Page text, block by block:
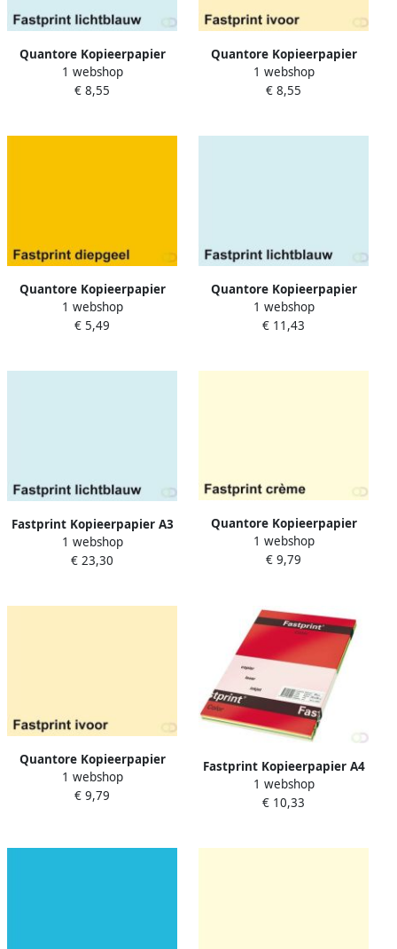
Quantore Kopieerpapier
Colour A4 120gr lichtblauw
250 vel
1 webshop
€ 8,55
Quantore Kopieerpapier
Colour A4 120gr ivoor 250
vel
1 webshop
€ 8,55
Quantore Kopieerpapier
Colour A4 120gr diepgeel
100 vel
1 webshop
€ 5,49
Quantore Kopieerpapier
Colour A4 160gr lichtblauw
250 vel
1 webshop
€ 11,43
Fastprint Kopieerpapier A3
80gr lichtblauw 500vel
1 webshop
€ 23,30
Quantore Kopieerpapier
Colour A4 80gr creme 500
vel
1 webshop
€ 9,79
Quantore Kopieerpapier
Colour A4 80gr ivoor 500 vel
1 webshop
€ 9,79
Fastprint Kopieerpapier A4
80gr 5 felle kleuren 250vel
1 webshop
€ 10,33